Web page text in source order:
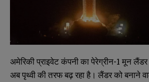
अमेरिकी प्राइवेट कंपनी का पेरेग्रीन-1 मून
अब पृथ्वी की तरफ बढ़ रहा है। लैंडर को बनाने